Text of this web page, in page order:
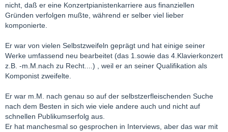
nicht, daß er eine Konzertpianistenkarriere aus finanziellen
Gründen verfolgen mußte, während er selber viel lieber
komponierte.
Er war von vielen Selbstzweifeln geprägt und hat einige seiner
Werke umfassend neu bearbeitet (das 1.sowie das 4.Klavierkonzert
z.B. -m.M.nach zu Recht....) , weil er an seiner Qualifikation als
Komponist zweifelte.
Er war m.M. nach genau so auf der selbstzerfleischenden Suche
nach dem Besten in sich wie viele andere auch und nicht auf
schnellen Publikumserfolg aus.
Er hat manchesmal so gesprochen in Interviews, aber das war mit